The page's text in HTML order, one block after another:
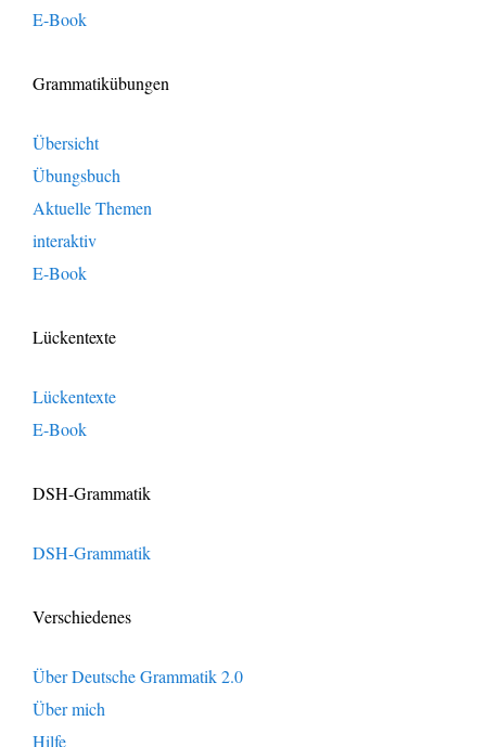
E-Book
Grammatikübungen
Übersicht
Übungsbuch
Aktuelle Themen
interaktiv
E-Book
Lückentexte
Lückentexte
E-Book
DSH-Grammatik
DSH-Grammatik
Verschiedenes
Über Deutsche Grammatik 2.0
Über mich
Hilfe